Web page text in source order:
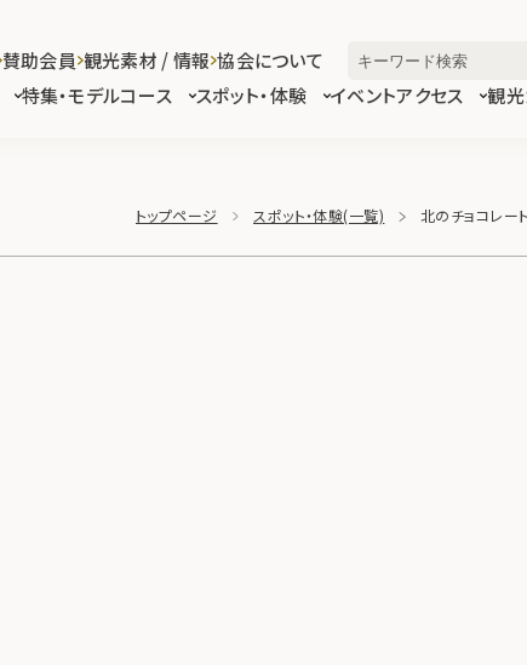
特集・モデルコース スポット・体験 イベントアクセス 観光
賛助会員 観光素材 / 情報 協会について
トップページ スポット・体験(一覧) 北のチョコレ